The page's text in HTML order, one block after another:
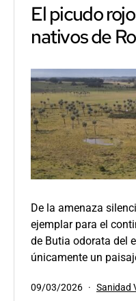
El picudo
nativos de
De la amenaza
ejemplar para el
de Butia odorata del
únicamente un
Publicada
09/03/2026 Sanidad